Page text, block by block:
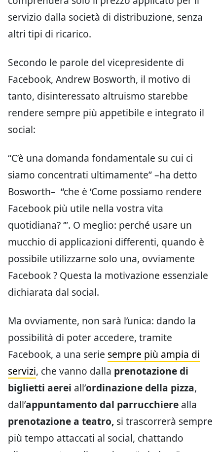
servizio dalla società di distribuzione, senza
altri tipi di ricarico.
Secondo le parole del vicepresidente di
Facebook, Andrew Bosworth, il motivo di
tanto, disinteressato altruismo starebbe
rendere sempre più appetibile e integrato il
social:
“C’è una domanda fondamentale su cui ci
siamo concentrati ultimamente” –ha detto
Bosworth– “che è ‘Come possiamo rendere
Facebook più utile nella vostra vita
quotidiana? ‘”. O meglio: perché usare un
mucchio di applicazioni differenti, quando è
possibile utilizzarne solo una, ovviamente
Facebook ? Questa la motivazione essenziale
dichiarata dal social.
Ma ovviamente, non sarà l’unica: dando la
possibilità di poter accedere, tramite
Facebook, a una serie sempre più ampia di
servizi, che vanno dalla prenotazione di
biglietti aerei all’ordinazione della pizza,
dall’appuntamento dal parrucchiere alla
prenotazione a teatro, si trascorrerà sempre
più tempo attaccati al social, chattando